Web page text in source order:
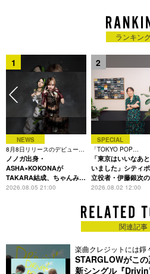
自身初の楽曲提供を行い、同曲に
月には、ソニーのワイヤレスイヤ
にも起用された、milet×Aimer×幾
by Vaundy)」でコラボ参加。2022
ナル恋愛リアリティーショー『今
の書き下ろし楽曲「スパークル」
送開始したTBS系 火曜ドラマ『持続可能な恋ですか？～父と娘
の結婚行進曲～』の主題歌「レン
ず多くの世代の共感を呼び、7月に
ケストラとのコラボレーションで
ら」をリリース、そのMusic Video
披露した。2023年1月、NHKドラ
「蒲公英」を配信リリース。2023
作曲を行った1stアルバム『Sketch
週間デジタルアルバムランキングで
映画『１秒先の彼』主題歌となる
身初の映画主題歌書き下ろしを担
のワンマンツアー『SKETCH』を
より放送されたドラマ『パリピ孔明
ン曲である『DREAMER』を書き
そして10月には映画『アナログ』
ランキン
1
NEWS
8月8日リリースのデビュー曲
は「Time is money」
ノノガ出身・
ASHA×KOKONAが
TAKARA結成、ちゃんみな
主宰レーベル第2弾アーテ
2026.08.05 21:00
2
SPECIAL
「TOKYO POP
CHRONICLE」特集
「東京はいいなあ
いました」シティ
立役者・伊藤銀次
想録
2026.08.02 12:00
関連記事
楽曲クレジットには錚
も
STARGLOWがこの
新シングル『